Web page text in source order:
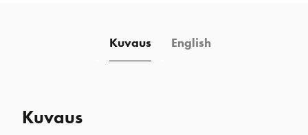
Kuvaus English
Kuvaus